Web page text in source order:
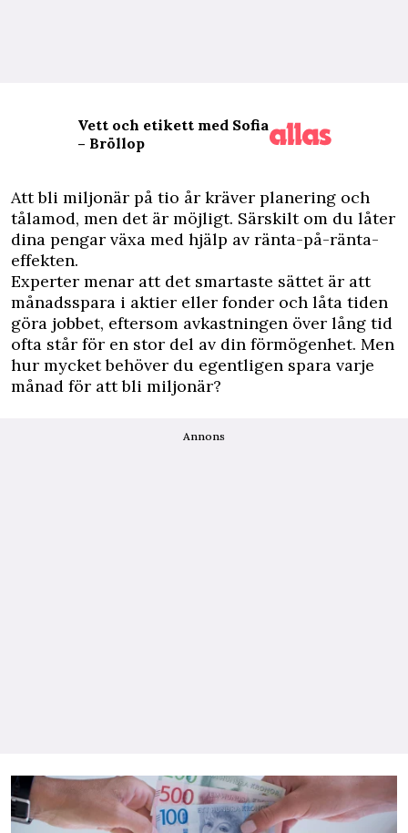
Vett och etikett med Sofia
– Bröllop
Att bli miljonär på tio år kräver planering och
tålamod, men det är möjligt. Särskilt om du låter
dina pengar växa med hjälp av ränta-på-ränta-
effekten.
Experter menar att det smartaste sättet är att
månadsspara i aktier eller fonder och låta tiden
göra jobbet, eftersom avkastningen över lång tid
ofta står för en stor del av din förmögenhet. Men
hur mycket behöver du egentligen spara varje
månad för att bli miljonär?
Annons